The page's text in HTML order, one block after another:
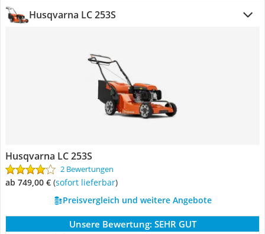
Husqvarna LC 253S
Husqvarna LC 253S
2 Bewertungen
ab 749,00 € ( Sofort lieferbar)
Preisvergleich und weitere Angebote
Unsere Bewertung: SEHR GUT